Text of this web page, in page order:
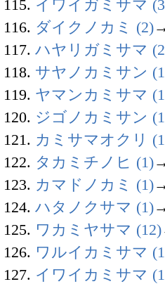
115. イワイガミサマ
116. ダイクノカミ (2)
117. ハヤリガミサマ
118. サヤノカミサン
119. ヤマンカミサマ
120. ジゴノカミサン
121. カミサマオクリ
122. タカミチノヒ (1)
123. カマドノカミ (1)
124. ハタノクサマ (1)
125. ワカミヤサマ (12)
126. ワルイカミサマ
127. イワイカミサマ